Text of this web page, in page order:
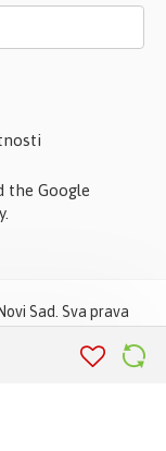
the Google
Sad. Sva prava
Solutions